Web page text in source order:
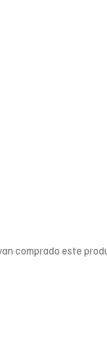
comprado este